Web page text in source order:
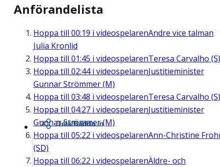
Anförandelista
Hoppa till 00:19 i videospelarenAndre vice talman
Julia Kronlid
Hoppa till 01:45 i videospelarenTeresa Carvalho (S)
Hoppa till 02:44i videospelarenJustitieminister
Gunnar Strömmer (M)
Hoppa till 03:48 i videospelarenTeresa Carvalho (S)
Hoppa till 04:27 i videospelarenJustitieminister
Gunnar Strömmer (M)
Hoppa till 05:22 i videospelarenAnn-Christine
(SD)
Hoppa till 06:22 i videospelarenÄldre- och
Dela/Bädda in